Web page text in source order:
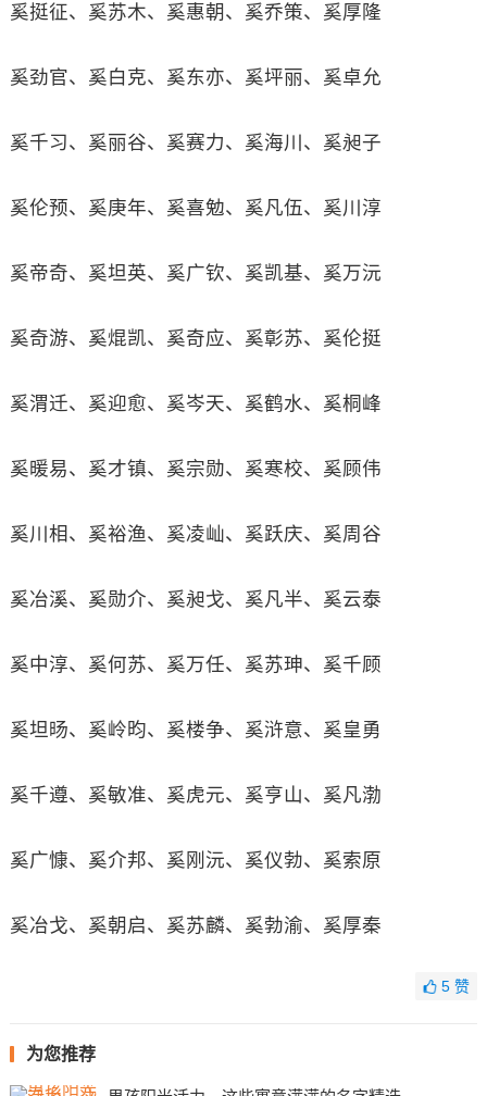
奚挺征、奚苏木、奚惠朝、奚乔策、奚厚隆
奚劲官、奚白克、奚东亦、奚坪丽、奚卓允
奚千习、奚丽谷、奚赛力、奚海川、奚昶子
奚伦预、奚庚年、奚喜勉、奚凡伍、奚川淳
奚帝奇、奚坦英、奚广钦、奚凯基、奚万沅
奚奇游、奚焜凯、奚奇应、奚彰苏、奚伦挺
奚渭迁、奚迎愈、奚岑天、奚鹤水、奚桐峰
奚暖易、奚才镇、奚宗勋、奚寒校、奚顾伟
奚川相、奚裕渔、奚凌屾、奚跃庆、奚周谷
奚冶溪、奚勋介、奚昶戈、奚凡半、奚云泰
奚中淳、奚何苏、奚万任、奚苏珅、奚千顾
奚坦旸、奚岭昀、奚楼争、奚浒意、奚皇勇
奚千遵、奚敏准、奚虎元、奚亨山、奚凡渤
奚广慷、奚介邦、奚刚沅、奚仪勃、奚索原
奚冶戈、奚朝启、奚苏麟、奚勃渝、奚厚秦
5赞
为您推荐